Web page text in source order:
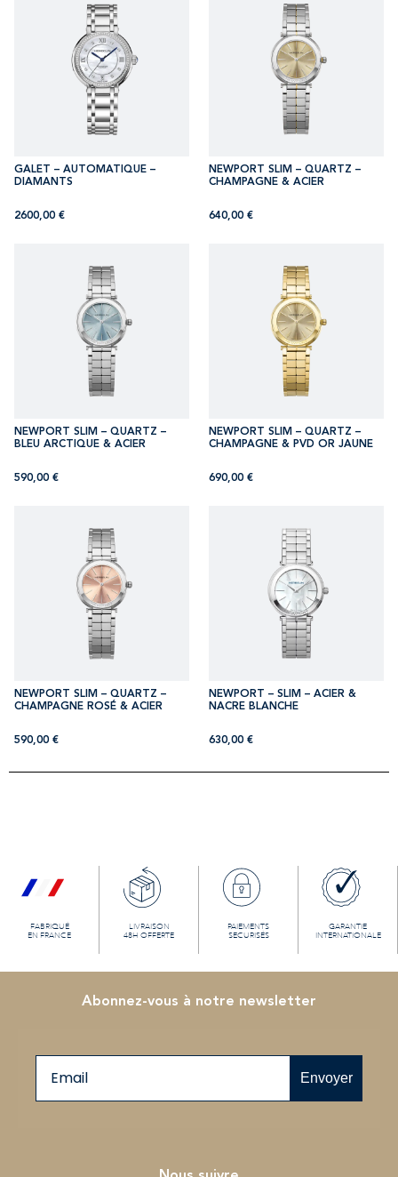
GALET – AUTOMATIQUE –
DIAMANTS
2600,00 €
NEWPORT SLIM – QUARTZ –
CHAMPAGNE & ACIER
640,00 €
NEWPORT SLIM – QUARTZ –
BLEU ARCTIQUE & ACIER
590,00 €
NEWPORT SLIM – QUARTZ –
CHAMPAGNE & PVD OR JAUNE
690,00 €
NEWPORT SLIM – QUARTZ –
CHAMPAGNE ROSÉ & ACIER
590,00 €
NEWPORT – SLIM – ACIER &
NACRE BLANCHE
630,00 €
FABRIQUÉ
EN FRANCE
LIVRAISON
48H OFFERTE
PAIEMENTS
SECURISÉS
GARANTIE
INTERNATIONALE
Abonnez-vous à notre newsletter
Envoyer